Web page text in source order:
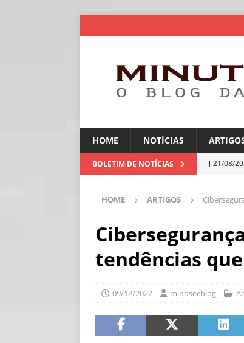
HOME NOTÍCIAS
BOLETIM DE NOTÍCIAS [ 21/08/
[ 30/07/
[ 30/07/
[ 30/07/
HOME ARTIGOS
tendências
09/12/2022 mindsecblog